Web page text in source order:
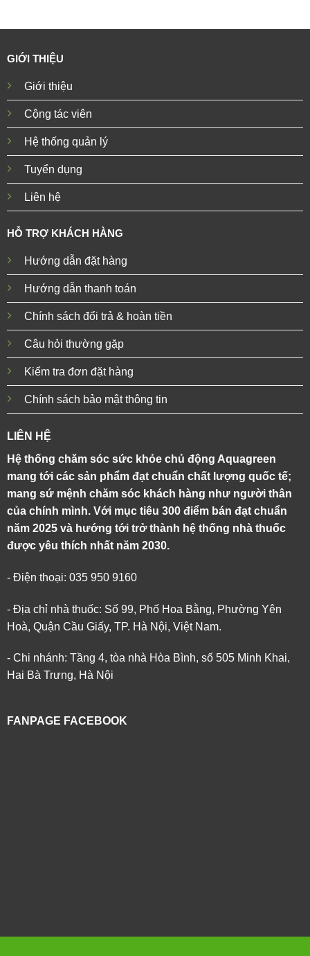
GIỚI THIỆU
Giới thiệu
Cộng tác viên
Hệ thống quản lý
Tuyển dụng
Liên hệ
HỖ TRỢ KHÁCH HÀNG
Hướng dẫn đặt hàng
Hướng dẫn thanh toán
Chính sách đổi trả & hoàn tiền
Câu hỏi thường gặp
Kiểm tra đơn đặt hàng
Chính sách bảo mật thông tin
LIÊN HỆ
Hệ thống chăm sóc sức khỏe chủ động Aquagreen
mang tới các sản phẩm đạt chuẩn chất lượng quốc tế;
mang sứ mệnh chăm sóc khách hàng như người thân
của chính mình. Với mục tiêu 300 điểm bán đạt chuẩn
năm 2025 và hướng tới trở thành hệ thống nhà thuốc
được yêu thích nhất năm 2030.
- Điện thoại: 035 950 9160
- Địa chỉ nhà thuốc: Số 99, Phố Hoa Bằng, Phường Yên
Hoà, Quận Cầu Giấy, TP. Hà Nội, Việt Nam.
- Chi nhánh: Tầng 4, tòa nhà Hòa Bình, số 505 Minh Khai,
Hai Bà Trưng, Hà Nội
FANPAGE FACEBOOK